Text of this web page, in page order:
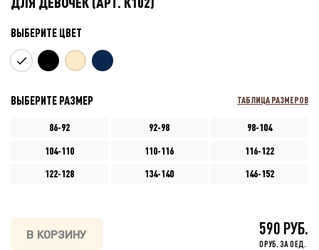
ВЫБЕРИТЕ ЦВЕТ
ВЫБЕРИТЕ РАЗМЕР ТАБЛИЦА РАЗМЕРОВ
86-92 92-98
98-104
104-110
110-116
116-122
122-128
134-140 146-152
В КОРЗИНУ 590 РУБ.
0 РУБ. ЗА 0 ЕД.